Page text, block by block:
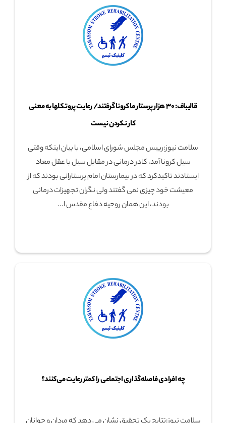
قالیباف: 30 هزار پرستار ما کرونا گرفتند/ رعایت پروتکل‎ها به معنی
کار نکردن نیست
سلامت نیوز:رییس مجلس شورای اسلامی، با بیان اینکه وقتی
سیل کرونا آمد، کادر درمانی در مقابل سیل با عقل معاد
ایستادند تاکیدکرد که در بیمارستان امام پرستارانی بودند که از
معیشت خود چیزی نمی گفتند ولی نگران تجهیزات درمانی
بودند، این همان روحیه دفاع مقدس ا...
چه افرادی فاصله‌گذاری اجتماعی را کمتر رعایت می‌کنند؟